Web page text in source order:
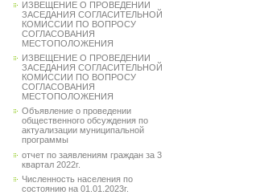
ИЗВЕЩЕНИЕ О ПРОВЕДЕНИИ
ЗАСЕДАНИЯ СОГЛАСИТЕЛЬНОЙ
КОМИССИИ ПО ВОПРОСУ
СОГЛАСОВАНИЯ
МЕСТОПОЛОЖЕНИЯ
ИЗВЕЩЕНИЕ О ПРОВЕДЕНИИ
ЗАСЕДАНИЯ СОГЛАСИТЕЛЬНОЙ
КОМИССИИ ПО ВОПРОСУ
СОГЛАСОВАНИЯ
МЕСТОПОЛОЖЕНИЯ
Объявление о проведении
общественного обсуждения по
актуализации муниципальной
программы
отчет по заявлениям граждан за 3
квартал 2022г.
Численность населения по
состоянию на 01.01.2023г.